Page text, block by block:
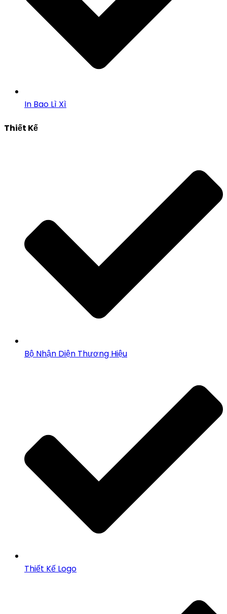
In Bao Lì Xì
Thiết Kế
Bộ Nhận Diện Thương Hiệu
Thiết Kế Logo